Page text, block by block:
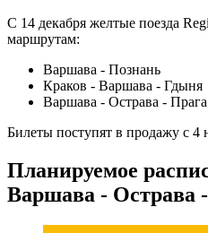
С 14 декабря желтые поезда
маршрутам:
Варшава - Познань
Краков - Варшава - Гдыня
Варшава - Острава - Прага
Билеты поступят в продажу с 4
Планируемое
Варшава - Острава